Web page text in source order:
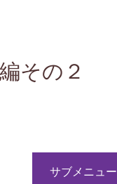
その２
サブメニュー